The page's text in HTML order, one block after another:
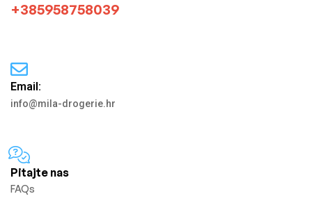
+385958758039
Email:
info@mila-drogerie.hr
Pitajte nas
FAQs